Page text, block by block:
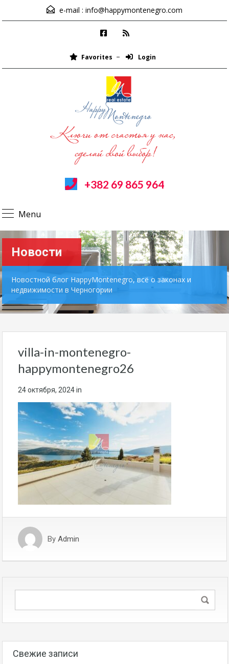
e-mail : info@happymontenegro.com
Favorites Login
+382 69 865 964
Menu
Новости
Новостной блог HappyMontenegro, всё о законах и
недвижимости в Черногории
villa-in-montenegro-
happymontenegro26
24 октября, 2024in
By Admin
Свежие записи